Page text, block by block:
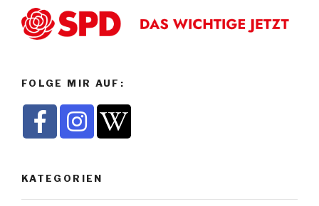
FOLGE MIR AUF:
KATEGORIEN